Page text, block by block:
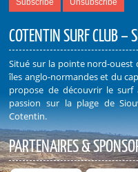
COTENTIN SURF CLUB –
Situé sur la pointe nord-ouest
îles anglo-normandes et du
propose de découvrir le surf
passion sur la plage de
Cotentin.
PARTENAIRES &